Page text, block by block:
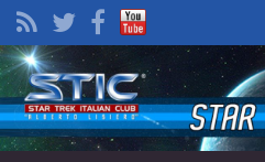
Search for: